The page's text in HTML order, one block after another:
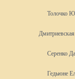
Толочко
Серенко
Гедьюне